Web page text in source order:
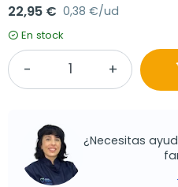
22,95 € 0,38 €/ud
En stock
¿Necesitas